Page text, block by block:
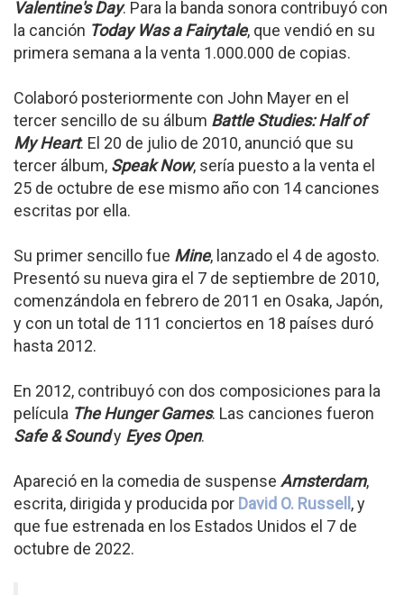
Valentine's Day. Para la banda sonora contribuyó con
la canción Today Was a Fairytale, que vendió en su
primera semana a la venta 1.000.000 de copias.
Colaboró posteriormente con John Mayer en el
tercer sencillo de su álbum Battle Studies: Half of
My Heart. El 20 de julio de 2010, anunció que su
tercer álbum, Speak Now, sería puesto a la venta el
25 de octubre de ese mismo año con 14 canciones
escritas por ella.
Su primer sencillo fue Mine, lanzado el 4 de agosto.
Presentó su nueva gira el 7 de septiembre de 2010,
comenzándola en febrero de 2011 en Osaka, Japón,
y con un total de 111 conciertos en 18 países duró
hasta 2012.
En 2012, contribuyó con dos composiciones para la
película The Hunger Games. Las canciones fueron
Safe & Soundy Eyes Open.
Apareció en la comedia de suspense Amsterdam,
escrita, dirigida y producida por David O. Russell , y
que fue estrenada en los Estados Unidos el 7 de
octubre de 2022.